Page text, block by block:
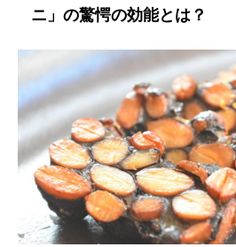
ニ」の驚愕の効能とは？